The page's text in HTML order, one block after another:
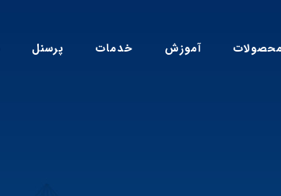
محصولات آموزش خدمات پرسنل